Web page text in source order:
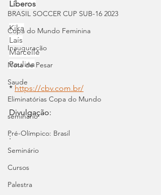
BRASIL SOCCER CUP SUB-16 2023
Copa do Mundo Feminina
Inauguração
Nota de Pesar
Saude
Eliminatórias Copa do Mundo
seminário
Pré-Olímpico: Brasil
Seminário
Cursos
Palestra
Líberos
Kika
Laís
Marcelle
Paulina
* https://cbv.com.br/
Divulgação:
: